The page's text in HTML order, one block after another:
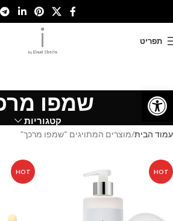
פתח סרגל נגישות
תפריט
שמפו
קטגוריות
עמוד הבית מוצרים המתויגים “שמפו מרכך”
HOT
HOT